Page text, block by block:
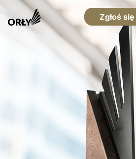
Zgłoś się